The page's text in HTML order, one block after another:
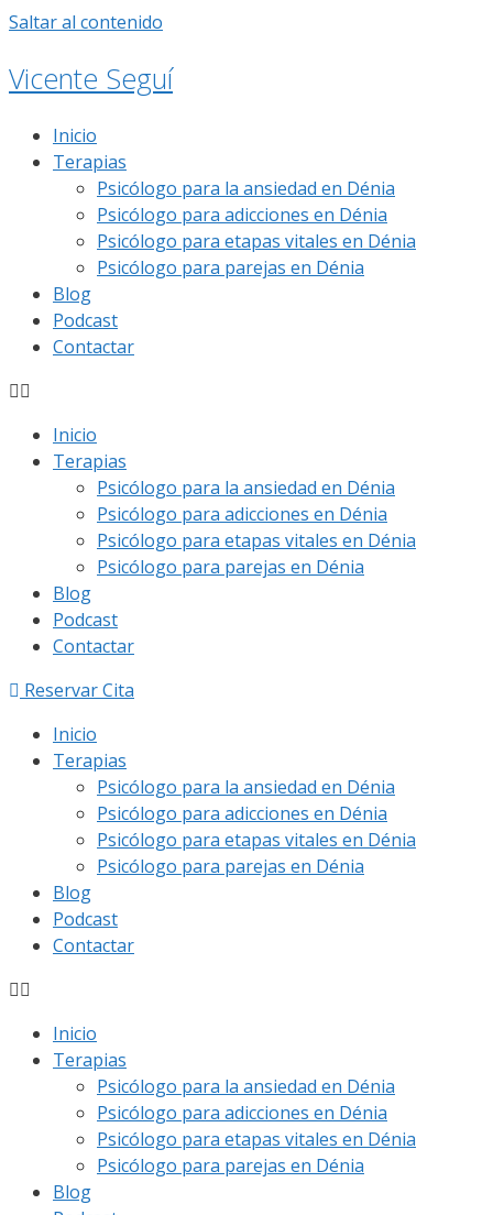
Saltar al contenido
Vicente Seguí
Inicio
Terapias
Psicólogo para la ansiedad en Dénia
Psicólogo para adicciones en Dénia
Psicólogo para etapas vitales en Dénia
Psicólogo para parejas en Dénia
Blog
Podcast
Contactar
Inicio
Terapias
Psicólogo para la ansiedad en Dénia
Psicólogo para adicciones en Dénia
Psicólogo para etapas vitales en Dénia
Psicólogo para parejas en Dénia
Blog
Podcast
Contactar
Reservar Cita
Inicio
Terapias
Psicólogo para la ansiedad en Dénia
Psicólogo para adicciones en Dénia
Psicólogo para etapas vitales en Dénia
Psicólogo para parejas en Dénia
Blog
Podcast
Contactar
Inicio
Terapias
Psicólogo para la ansiedad en Dénia
Psicólogo para adicciones en Dénia
Psicólogo para etapas vitales en Dénia
Psicólogo para parejas en Dénia
Blog